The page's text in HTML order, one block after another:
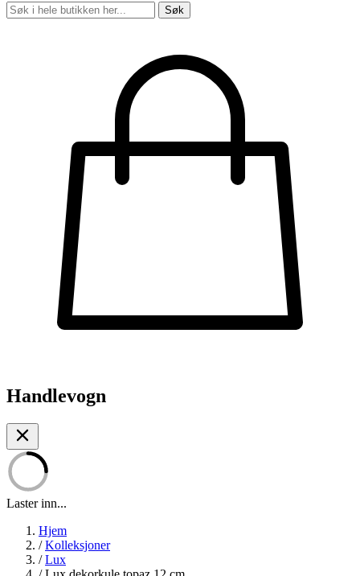
Søk
Handlevogn
Laster inn...
Hjem
/ Kolleksjoner
/ Lux